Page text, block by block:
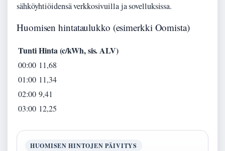
sähköyhtiöidensä verkkosivuilla ja sovelluksissa.
Huomisen hintataulukko (esimerkki Oomista)
TuntiHinta (c/kWh, sis. ALV)
00:00 11,68
01:00 11,34
02:00 9,41
03:00 12,25
HUOMISEN HINTOJEN PÄIVITYS